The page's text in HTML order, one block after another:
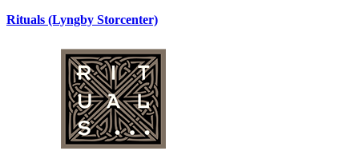
Rituals (Lyngby Storcenter)